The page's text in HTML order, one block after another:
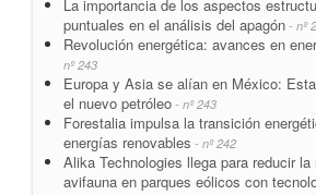
La importancia de los aspectos
puntuales en el análisis del apagón - nº
Revolución energética: avances en
nº 243
Europa y Asia se alían en México:
el nuevo petróleo - nº 243
Forestalia impulsa la transición
energías renovables - nº 242
Alika Technologies llega para reducir la
avifauna en parques eólicos con